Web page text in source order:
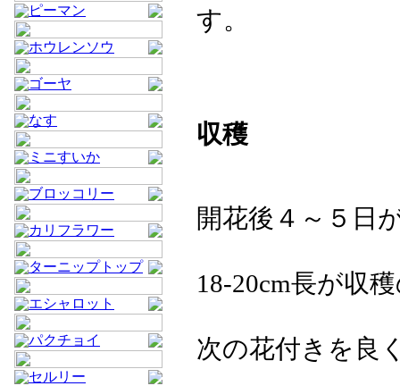
ピーマン
ホウレンソウ
ゴーヤ
なす
ミニすいか
ブロッコリー
カリフラワー
ターニップトップ
エシャロット
パクチョイ
セルリー
す。
収穫
開花後４～５日
18-20cm長が収
次の花付きを良